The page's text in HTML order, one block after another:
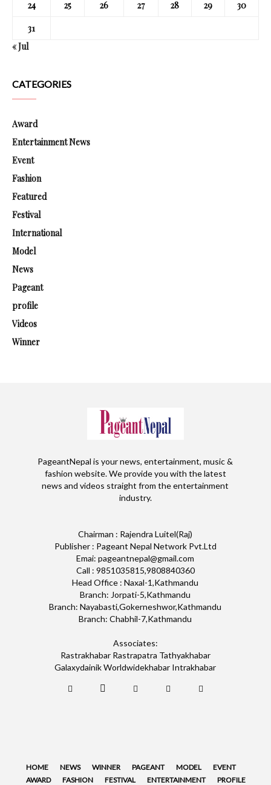
24
25 26 27 28 29
30
31
« Jul
CATEGORIES
Award
Entertainment News
Event
Fashion
Featured
Festival
International
Model
News
Pageant
profile
Videos
Winner
PageantNepal is your news, entertainment, music &
fashion website. We provide you with the latest
news and videos straight from the entertainment
industry.
Chairman : Rajendra Luitel(Raj)
Publisher : Pageant Nepal Network Pvt.Ltd
Emai: pageantnepal@gmail.com
Call : 9851035815,9808840360
Head Office : Naxal-1,Kathmandu
Branch: Jorpati-5,Kathmandu
Branch: Nayabasti,Gokerneshwor,Kathmandu
Branch: Chabhil-7,Kathmandu
Associates:
Rastrakhabar Rastrapatra Tathyakhabar
Galaxydainik Worldwidekhabar Intrakhabar
HOME NEWS WINNER PAGEANT MODEL
EVENT
AWARD
FASHION FESTIVAL ENTERTAINMENT PROFILE